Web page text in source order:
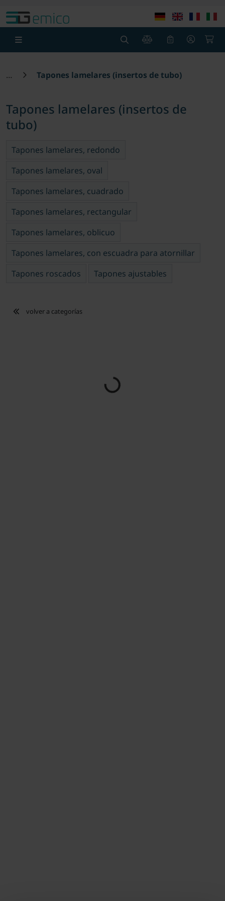
Tapones lamelares (insertos de tubo)
Tapones lamelares (insertos de
tubo)
Tapones lamelares, redondo
Tapones lamelares, oval
Tapones lamelares, cuadrado
Tapones lamelares, rectangular
Tapones lamelares, oblicuo
Tapones lamelares, con escuadra para atornillar
Tapones roscados
Tapones ajustables
volver a categorías
Loading...